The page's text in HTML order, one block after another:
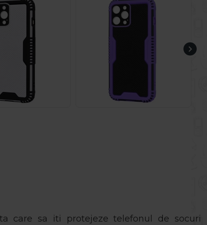
care sa iti protejeze telefonul de socuri